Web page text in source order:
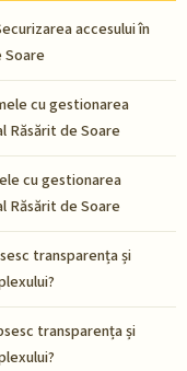
accesului în
Soare
cu gestionarea
Răsărit de Soare
cu gestionarea
Răsărit de Soare
transparența și
transparența și